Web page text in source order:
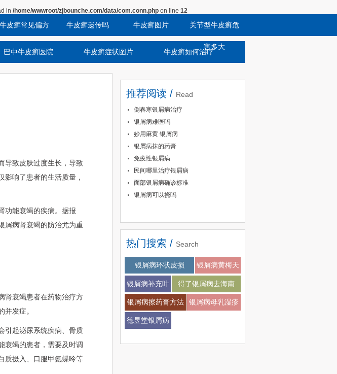
in /home/wwwroot/zjbounche.com/data/com.conn.php on line 12
牛皮癣常见偏方 牛皮癣遗传吗 牛皮癣图片 关节型牛皮癣危
害多大
巴中牛皮癣医院 牛皮癣症状图片 牛皮癣如何治疗
导致皮肤过度生长，导致
影响了患者的生活质量，
功能衰竭的疾病。据报
屑病肾衰竭的防治尤为重
肾衰竭患者在药物治疗方
发症。
引起泌尿系统疾病、骨质
衰竭的患者，需要及时调
质摄入、口服甲氨蝶呤等
推荐阅读 / Read
倒春寒银屑病治疗
银屑病难医吗
妙用麻黄 银屑病
银屑病抹的药膏
免疫性银屑病
民间哪里治疗银屑病
面部银屑病确诊标准
银屑病可以挠吗
热门搜索 / Search
银屑病会不会扩张
银屑病环状皮损 银屑病黄梅天
银屑病补充叶
酸
得了银屑病去海南
银屑病擦药膏方法 银屑病母乳湿疹
德昱堂银屑病